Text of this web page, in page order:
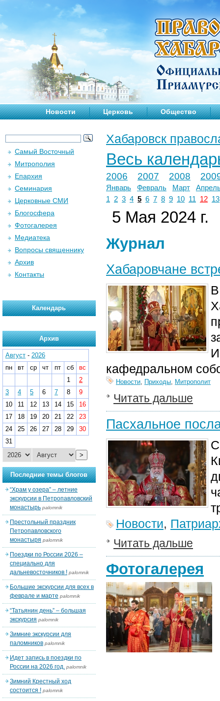
Новости Церковь Общество
Хабаровск
Весь
2006 2007 2008
Январь Февраль Март
1
2 3 4 5 6 7 8 9 10 11 12 13
5 Мая 2024 г.
Журнал
Хабаровчане
кафедральном
Новости, Приходы, Митрополит
Читать дальше
Пасхальное
Новости,
Читать дальше
Фотогалерея
Самый Восточный
Митрополия
Епархия
Семинария
Церковные СМИ
Блогосфера
Фотогалерея
Медиатека
Вопросы священнику
Архив
Контакты
Календарь
Архив
Август - 2026
пн
вт ср чт пт сб
вс
1
2
3
4 5 6 7 8
9
10
11 12 13 14 15
16
17
18 19 20 21 22
23
24
25 26 27 28 29
30
31
>
Последние темы блогов
“Храм у озера” – летние
экскурсии в Петропавловский
монастырь palomnik
Престольный праздник
Петропавловского
монастыря palomnik
Поездки по России 2026 –
специально для
дальневосточников ! palomnik
Большие экскурсии для всех в
феврале и марте palomnik
“Татьянин день” – большая
экскурсия palomnik
Зимние экскурсии для
паломников palomnik
Идет запись в поездки по
России на 2026 год. palomnik
Зимний Крестный ход
состоится ! palomnik